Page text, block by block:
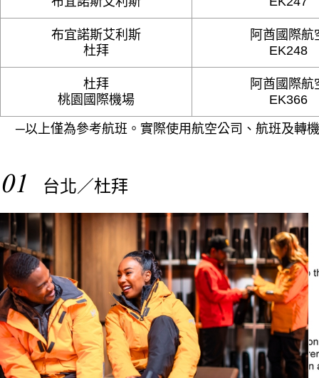
布宜諾斯艾利斯
杜拜
阿酋國際航
EK248
杜拜
桃園國際機場
阿酋國際航
EK366
─以上僅為參考航班。實際使用航空公司、航班及轉
01 台北／杜拜